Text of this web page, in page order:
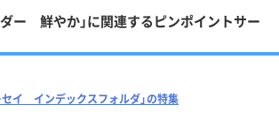
ダー 鮮やか」に関連するピンポイントサー
セイ インデックスフォルダ」の特集